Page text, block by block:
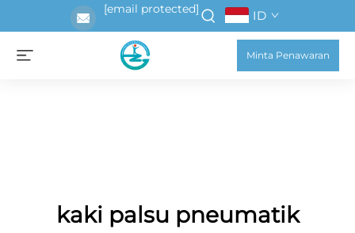
[email protected] ID
Minta Penawaran
kaki palsu pneumatik